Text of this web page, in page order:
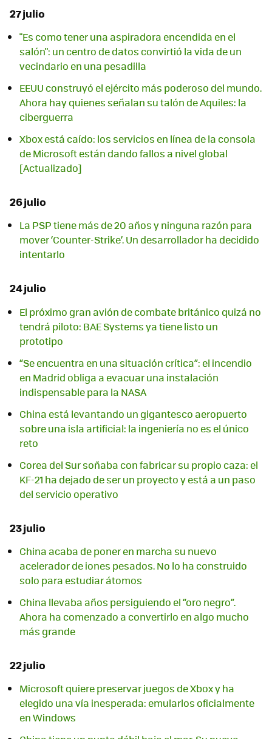
27 julio
"Es como tener una aspiradora encendida en el
salón": un centro de datos convirtió la vida de un
vecindario en una pesadilla
EEUU construyó el ejército más poderoso del mundo.
Ahora hay quienes señalan su talón de Aquiles: la
ciberguerra
Xbox está caído: los servicios en línea de la consola
de Microsoft están dando fallos a nivel global
[Actualizado]
26 julio
La PSP tiene más de 20 años y ninguna razón para
mover ‘Counter-Strike’. Un desarrollador ha decidido
intentarlo
24 julio
El próximo gran avión de combate británico quizá no
tendrá piloto: BAE Systems ya tiene listo un
prototipo
“Se encuentra en una situación crítica”: el incendio
en Madrid obliga a evacuar una instalación
indispensable para la NASA
China está levantando un gigantesco aeropuerto
sobre una isla artificial: la ingeniería no es el único
reto
Corea del Sur soñaba con fabricar su propio caza: el
KF-21 ha dejado de ser un proyecto y está a un paso
del servicio operativo
23 julio
China acaba de poner en marcha su nuevo
acelerador de iones pesados. No lo ha construido
solo para estudiar átomos
China llevaba años persiguiendo el “oro negro”.
Ahora ha comenzado a convertirlo en algo mucho
más grande
22 julio
Microsoft quiere preservar juegos de Xbox y ha
elegido una vía inesperada: emularlos oficialmente
en Windows